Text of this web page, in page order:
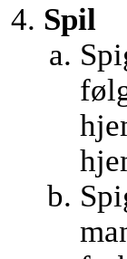
Spil